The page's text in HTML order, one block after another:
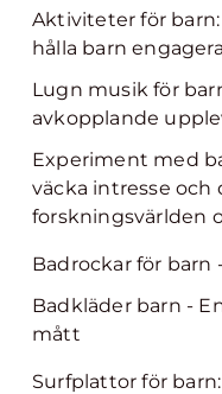
Aktiviteter för
hålla barn
Lugn musik för
avkopplande
Experiment med
väcka intresse och
forskningsvärlden
Badrockar för
Badkläder barn -
mått
Surfplattor för